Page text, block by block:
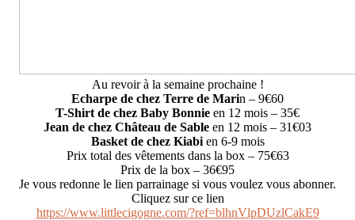
Au revoir à la semaine prochaine !
Echarpe de chez Terre de Marin – 9€60
T-Shirt de chez Baby Bonnie en 12 mois – 35€
Jean de chez Château de Sable en 12 mois – 31€03
Basket de chez Kiabien 6-9 mois
Prix total des vêtements dans la box – 75€63
Prix de la box – 36€95
Je vous redonne le lien parrainage si vous voulez vous abonner.
Cliquez sur ce lien
https://www.littlecigogne.com/?ref=blhnVlpDUzlCakE9